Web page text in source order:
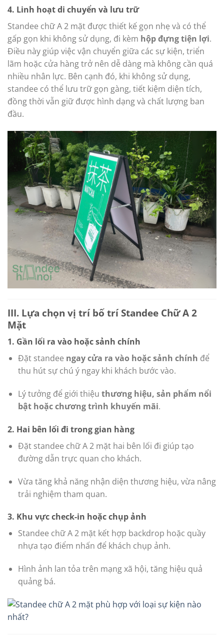
4. Linh hoạt di chuyển và lưu trữ
Standee chữ A 2 mặt được thiết kế gọn nhẹ và có thể
gấp gọn khi không sử dụng, đi kèm hộp đựng tiện lợi.
Điều này giúp việc vận chuyển giữa các sự kiện, triển
lãm hoặc cửa hàng trở nên dễ dàng mà không cần quá
nhiều nhân lực. Bên cạnh đó, khi không sử dụng,
standee có thể lưu trữ gọn gàng, tiết kiệm diện tích,
đồng thời vẫn giữ được hình dạng và chất lượng ban
đầu.
III. Lựa chọn vị trí bố trí Standee Chữ A 2
Mặt
1. Gần lối ra vào hoặc sảnh chính
Đặt standee ngay cửa ra vào hoặc sảnh chính để
thu hút sự chú ý ngay khi khách bước vào.
Lý tưởng để giới thiệu thương hiệu, sản phẩm nổi
bật hoặc chương trình khuyến mãi.
2. Hai bên lối đi trong gian hàng
Đặt standee chữ A 2 mặt hai bên lối đi giúp tạo
đường dẫn trực quan cho khách.
Vừa tăng khả năng nhận diện thương hiệu, vừa nâng
trải nghiệm tham quan.
3. Khu vực check-in hoặc chụp ảnh
Standee chữ A 2 mặt kết hợp backdrop hoặc quầy
nhựa tạo điểm nhấn để khách chụp ảnh.
Hình ảnh lan tỏa trên mạng xã hội, tăng hiệu quả
quảng bá.